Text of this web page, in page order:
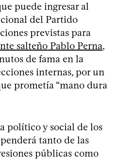
puede ingresar al
del Partido
previstas para
salteño Pablo Perna,
de fama en la
internas, por un
prometía “mano dura
político y social de los
tanto de las
públicas como